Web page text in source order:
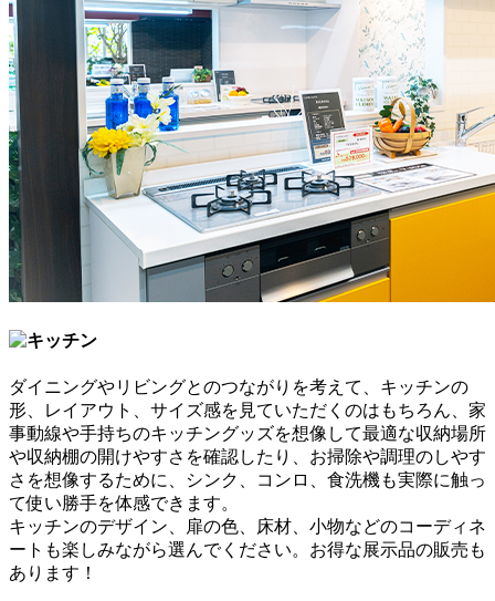
ダイニングやリビングとのつながりを考えて、 キッチンの
形、レイアウト、サイズ感を見ていただく のはもちろん、家
事動線や手持ちのキッチングッズを想像して最適な収納場所
や収納棚の開けやすさを確認したり、お掃除や調理のしやす
さを想像するために、シンク、コンロ、食洗機も実際に触っ
て使い勝手を体感できます。
キッチンのデザイン、扉の色、床材、小物などのコーディネ
ートも楽しみながら選んでください。 お得な展示品の販売 も
あります！